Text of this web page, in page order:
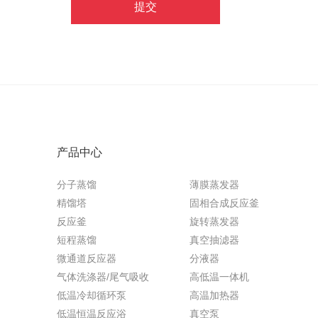
提交
产品中心
分子蒸馏
薄膜蒸发器
精馏塔
固相合成反应釜
反应釜
旋转蒸发器
短程蒸馏
真空抽滤器
微通道反应器
分液器
气体洗涤器/尾气吸收
高低温一体机
低温冷却循环泵
高温加热器
低温恒温反应浴
真空泵